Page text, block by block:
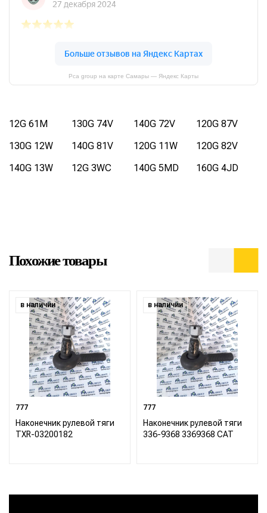
Pca group на карте Самары — Яндекс Карты
12G 61M 130G 74V 140G 72V
120G 87V
130G 12W
140G 81V 120G 11W
120G 82V
140G 13W
12G 3WC 140G 5MD 160G 4JD
Похожие товары
в наличии
777
Наконечник рулевой тяги
TXR-03200182
в наличии
777
Наконечник рулевой тяги
336-9368 3369368 CAT